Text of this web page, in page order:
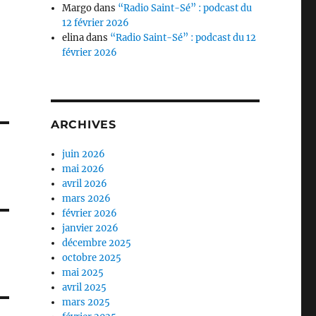
Margodans “Radio Saint-Sé” : podcast du
12 février 2026
elinadans “Radio Saint-Sé” : podcast du 12
février 2026
ARCHIVES
juin 2026
mai 2026
avril 2026
mars 2026
février 2026
janvier 2026
décembre 2025
octobre 2025
mai 2025
avril 2025
mars 2025